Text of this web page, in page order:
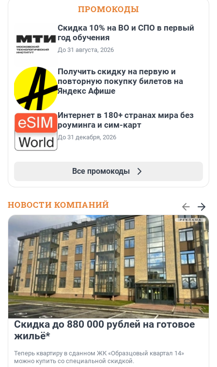
ПРОМОКОДЫ
Скидка 10% на ВО и СПО в первый
год обучения
До 31 августа, 2026
Получить скидку на первую и
повторную покупку билетов на
Яндекс Афише
Интернет в 180+ странах мира без
роуминга и сим-карт
До 31 декабря, 2026
Все промокоды
НОВОСТИ КОМПАНИЙ
Скидка до 880 000 рублей на готовое
жильё*
Теперь квартиру в сданном ЖК «Образцовый квартал 14»
можно купить со специальной скидкой.